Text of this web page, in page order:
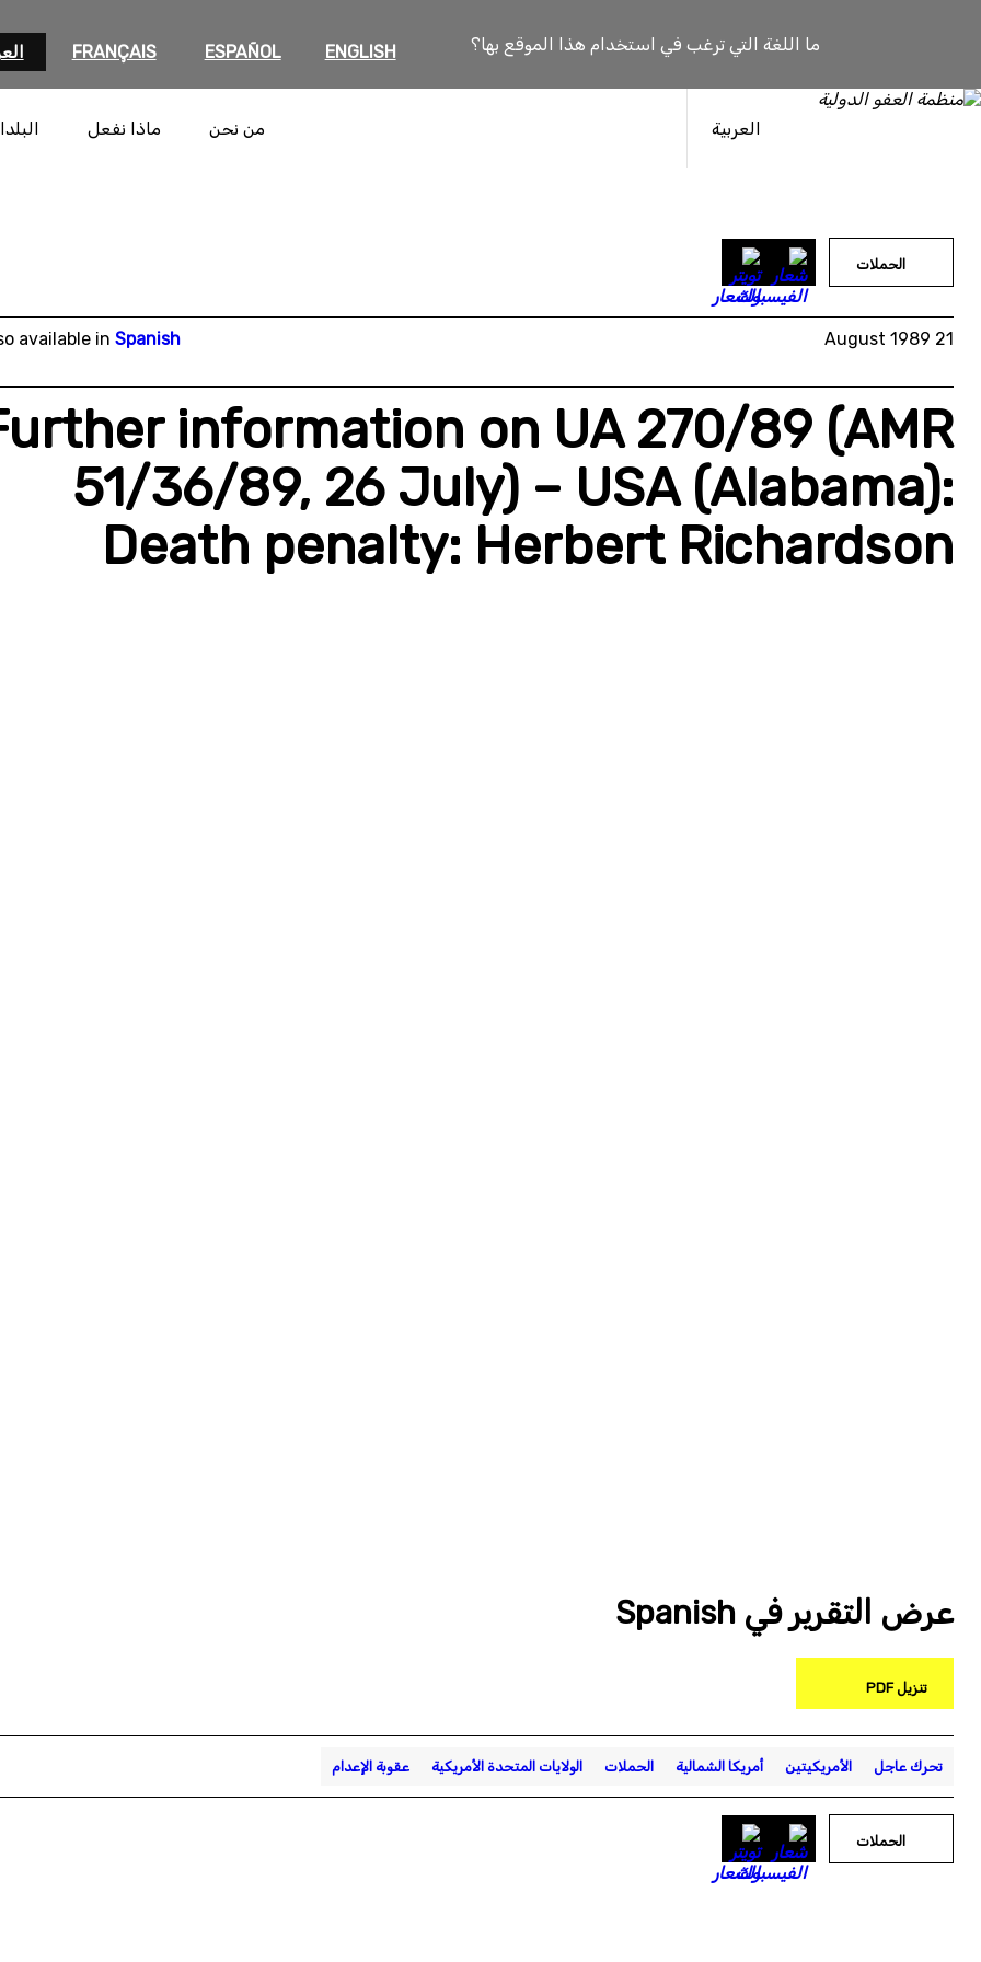
ما اللغة التي ترغب في استخدام هذا الموقع بها؟ ENGLISH
ESPAÑOL
FRANÇAIS
العربية من نحن ماذا نفعل
الحملات
21 August 1989
available in Spanish
information on UA 270/89 (AMR
51/36/89, 26 July) – USA (Alabama):
Death penalty: Herbert Richardson
عرض التقرير في Spanish
تنزيل PDF
تحرك عاجل الأمريكيتين أمريكا الشمالية الحملات الولايات المتحدة الأمريكية عقوبة الإعدام
الحملات